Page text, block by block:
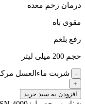
درمان زخم معده
مقوی باه
رفع بلغم
حجم 200 میلی لیتر
- شربت ماءالعسل
+
افزودن به سبد خرید